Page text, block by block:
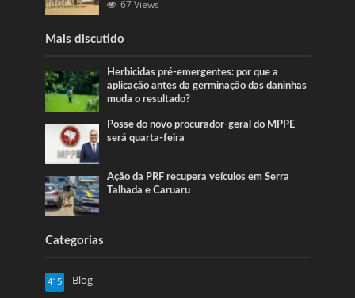
67 Views
Mais discutido
Herbicidas pré-emergentes: por que a
aplicação antes da germinação das daninhas
muda o resultado?
Posse do novo procurador-geral do MPPE
será quarta-feira
Ação da PRF recupera veículos em Serra
Talhada e Caruaru
Categorias
Blog
415